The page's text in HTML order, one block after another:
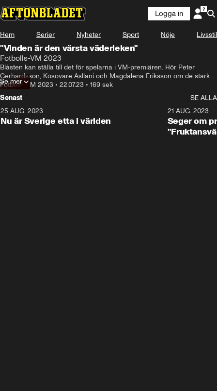
Logga in
Hem Serier Nyheter Sport Nöje Livsstil
"Vinden är den värsta väderleken"
Fotbolls-VM 2023
Blåsten kan ställa till det för spelarna i VM-premiären. Hör Peter
Gerhardsson, Kosovare Asllani och Magdalena Eriksson om de starka
vindarna här.
Fotbolls-VM 2023 • 22.07.23 • 169 sek
Se mer
Senast
SE ALLA
25 AUG. 2023
Nu är Sverige etta i världen
21 AUG. 2023
Seger om